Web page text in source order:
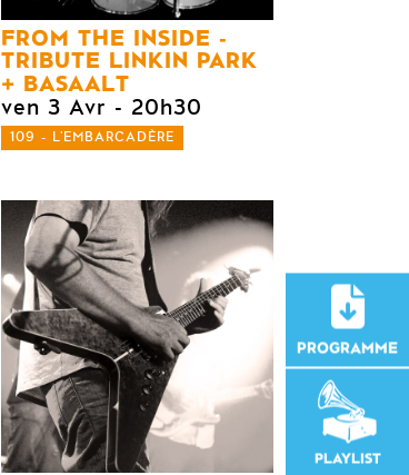
FROM THE INSIDE -
TRIBUTE LINKIN PARK
BASAALT
ven 3 Avr - 20h30
109 - L'EMBARCADÈRE
PROGRAMME
PLAYLIST